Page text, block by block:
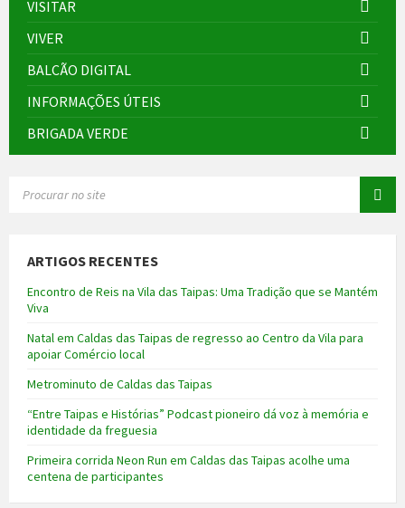
VISITAR
VIVER
BALCÃO DIGITAL
INFORMAÇÕES ÚTEIS
BRIGADA VERDE
ARTIGOS RECENTES
Encontro de Reis na Vila das Taipas: Uma Tradição que se Mantém
Viva
Natal em Caldas das Taipas de regresso ao Centro da Vila para
apoiar Comércio local
Metrominuto de Caldas das Taipas
“Entre Taipas e Histórias” Podcast pioneiro dá voz à memória e
identidade da freguesia
Primeira corrida Neon Run em Caldas das Taipas acolhe uma
centena de participantes